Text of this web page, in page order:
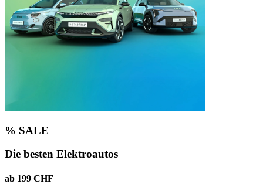
% SALE
Die besten Elektroautos
ab 199 CHF